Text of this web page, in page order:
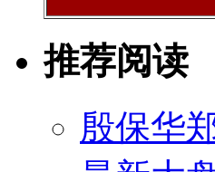
推荐阅读
殷保华